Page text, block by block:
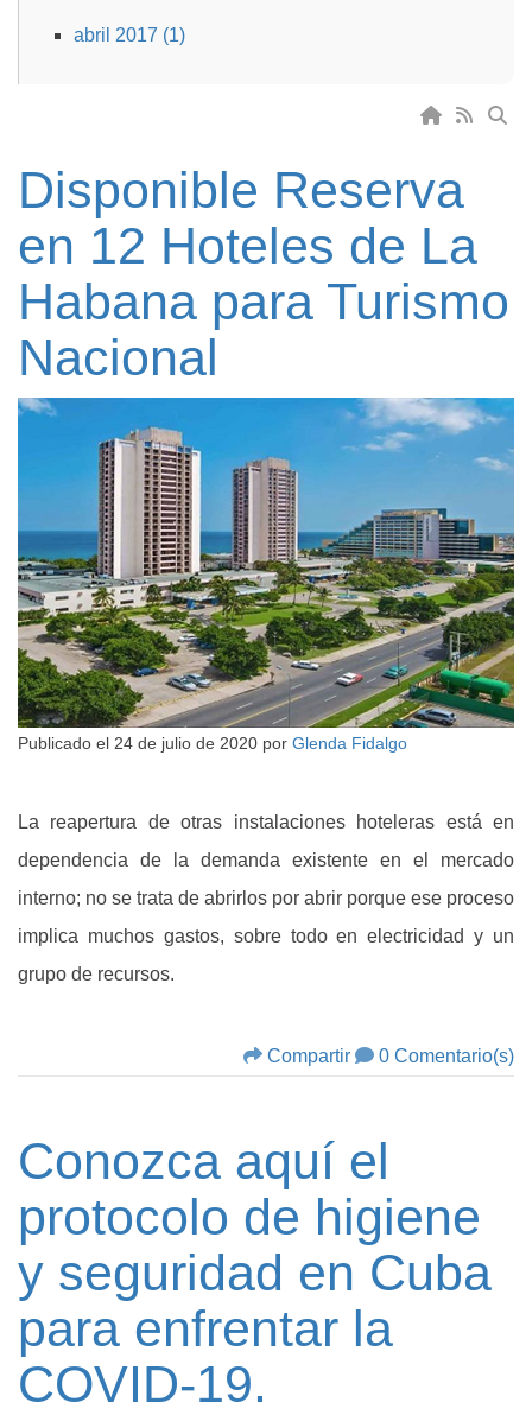
abril 2017 (1)
Disponible Reserva
en 12 Hoteles de La
Habana para Turismo
Nacional
Publicado el 24 de julio de 2020 por Glenda Fidalgo
La reapertura de otras instalaciones hoteleras está en
dependencia de la demanda existente en el mercado
interno; no se trata de abrirlos por abrir porque ese proceso
implica muchos gastos, sobre todo en electricidad y un
grupo de recursos.
Compartir 0 Comentario(s)
Conozca aquí el
protocolo de higiene
y seguridad en Cuba
para enfrentar la
COVID-19.